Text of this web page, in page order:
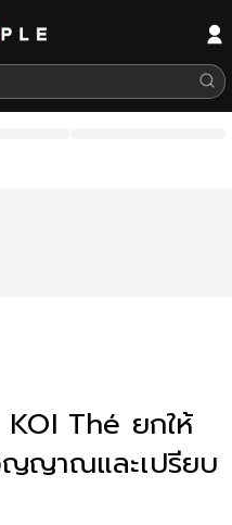
Thé ยกให้
ญญาณและเปรียบ